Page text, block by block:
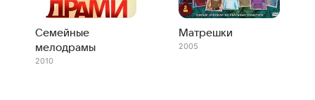
Семейные
мелодрамы
2010
Матрешки
2005